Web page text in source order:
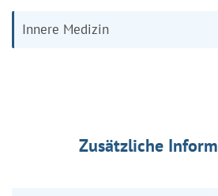
Innere Medizin
Zusätzliche